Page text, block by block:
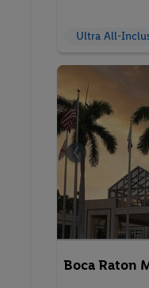
Ultra All-
Boca Raton